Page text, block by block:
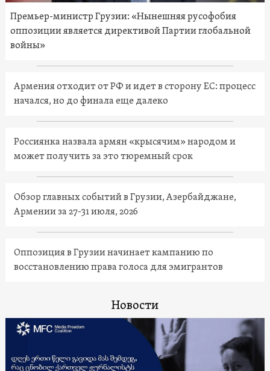
Премьер-министр Грузии: «Нынешняя русофобия
оппозиции является директивой Партии глобальной
войны»
Армения отходит от РФ и идет в сторону ЕС: процесс
начался, но до финала еще далеко
Россиянка назвала армян «крысячим» народом и
может получить за это тюремный срок
Обзор главных событий в Грузии, Азербайджане,
Армении за 27-31 июля, 2026
Оппозиция в Грузии начинает кампанию по
восстановлению права голоса для эмигрантов
Новости